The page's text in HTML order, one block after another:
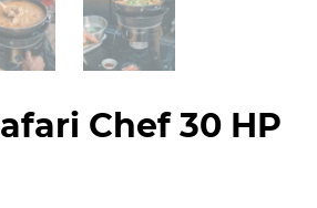
Chef 30 HP